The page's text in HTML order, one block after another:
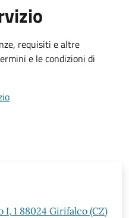
requisiti e altre
e le condizioni di
I, 1 88024 Girifalco (CZ)